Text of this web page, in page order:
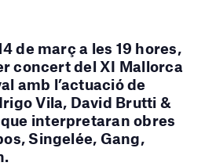
de març a les 19 hores,
concert del XI Mallorca
amb l’actuació de
Vila, David Brutti &
interpretaran obres
Singelée, Gang,